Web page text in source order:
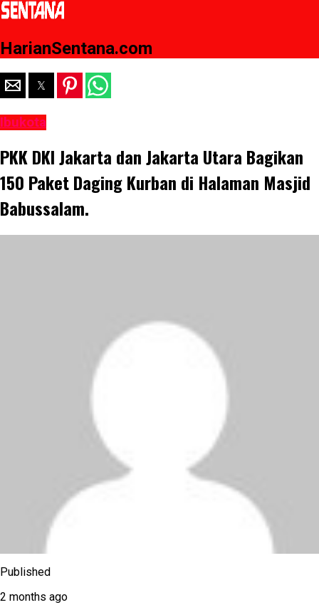
HarianSentana.com
Ibukota
PKK DKI Jakarta dan Jakarta Utara Bagikan
150 Paket Daging Kurban di Halaman Masjid
Babussalam.
Published
2 months ago